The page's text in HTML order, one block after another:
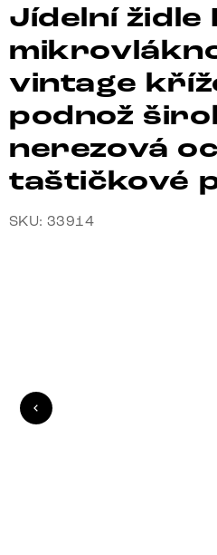
Jídelní židle
vintage
podnož
nerezová
taštičkové
SKU: 33914